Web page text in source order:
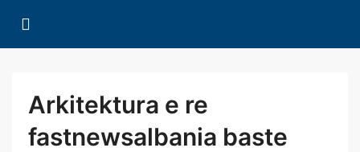
Arkitektura e re
fastnewsalbania baste